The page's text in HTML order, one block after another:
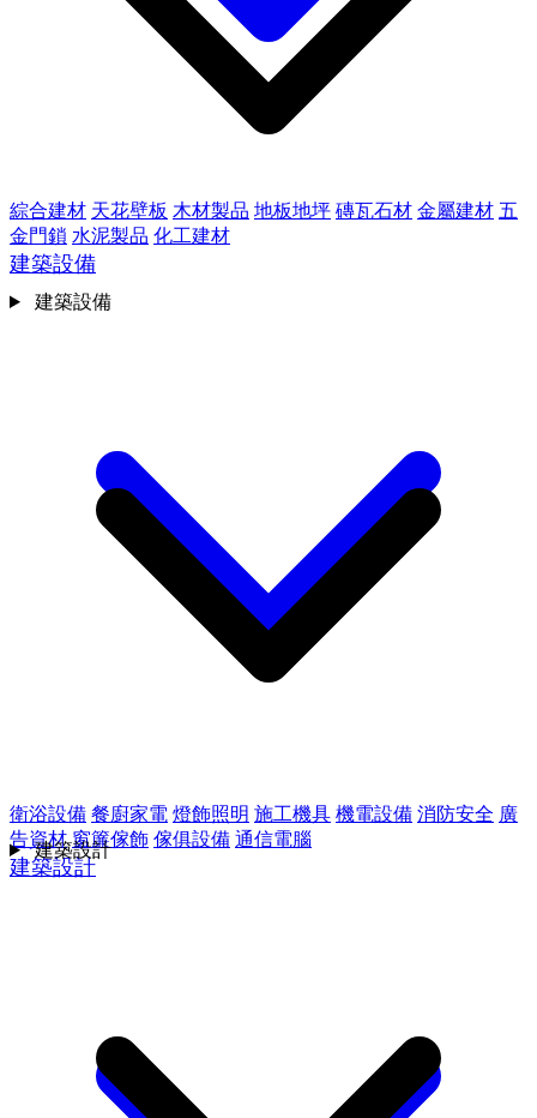
綜合建材 天花壁板 木材製品 地板地坪 磚瓦石材 金屬建材 五
金門鎖 水泥製品 化工建材
建築設備
衛浴設備 餐廚家電 燈飾照明 施工機具 機電設備 消防安全 廣
告資材 窗簾傢飾 傢俱設備 通信電腦
建築設計
建築設備
建築設計